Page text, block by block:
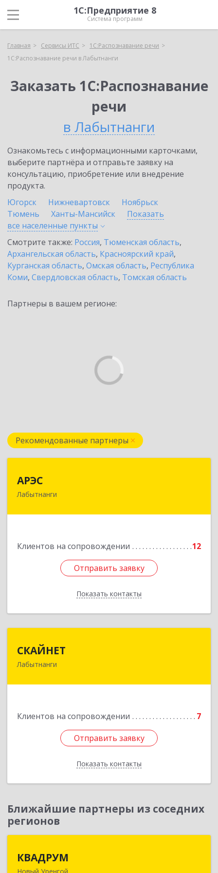
1С:Предприятие 8
Система программ
Главная Сервисы ИТС
1С:Распознавание речи
1С:Распознавание речи в Лабытнанги
Заказать 1С:Распознавание
речи
в Лабытнанги
Ознакомьтесь с информационными карточками,
выберите партнёра и отправьте заявку на
консультацию, приобретение или внедрение
продукта.
Югорск
Нижневартовск
Ноябрьск
Тюмень
Ханты-Мансийск
Показать
все населенные пункты
Смотрите также: Россия, Тюменская область,
Архангельская область, Красноярский край,
Курганская область, Омская область, Республика
Коми, Свердловская область, Томская область
Партнеры в вашем регионе:
Рекомендованные партнеры
АРЭС
Лабытнанги
Клиентов на сопровождении 12
Отправить заявку
Показать контакты
629400, Ямало-Ненецкий АО, Лабытнанги г,
Отправить заявку
Назад
СКАЙНЕТ
Лабытнанги
Клиентов на сопровождении 7
Отправить заявку
Показать контакты
629400, Ямало-Ненецкий АО, Лабытнанги г,
Отправить заявку
Назад
Ближайшие партнеры из соседних
регионов
КВАДРУМ
Новый Уренгой